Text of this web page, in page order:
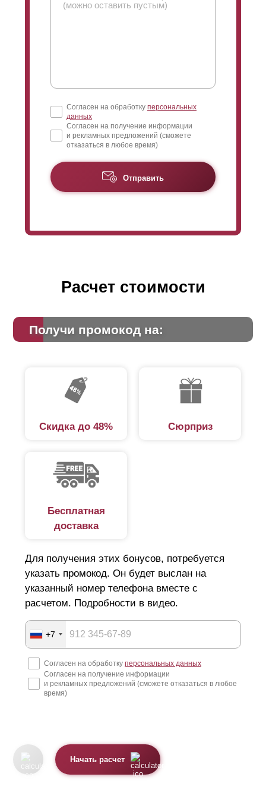
корпусов транспортных средств и механизмов,
забора, то в данном случае всё также на высшем
выбора любого цвета из списка RAL и большое
разнообразие фактур на любой вкус. Толщина стали
роли не играет - мы сможем осуществить покраску
для любой из них.
Согласен на обработку персональных
данных
Согласен на получение информации
и рекламных предложений (сможете
отказаться в любое время)
Отправить
Расчет стоимости
Получи промокод на:
Скидка до 48% Сюрприз
Бесплатная
доставка
Для получения этих бонусов, потребуется
указать промокод. Он будет выслан на
указанный номер телефона вместе с
расчетом. Подробности в видео.
+7
Согласен на обработку персональных данных
Согласен на получение информации
и рекламных предложений (сможете отказаться в любое
время)
Начать расчет